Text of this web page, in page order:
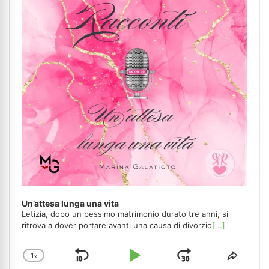
Un’attesa lunga una vita
Letizia, dopo un pessimo matrimonio durato tre anni, si
ritrova a dover portare avanti una causa di divorzio[...]
Change
1x
Skip
Play
Jump
Share